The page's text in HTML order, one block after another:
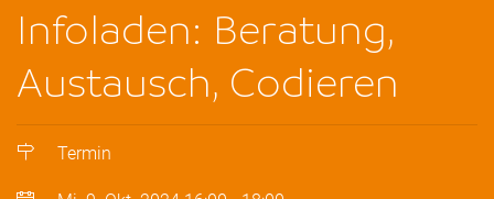
Infoladen: Beratung,
Austausch, Codieren
Termin